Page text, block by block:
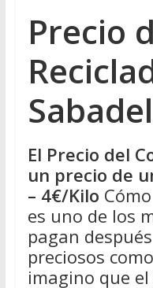
Precio
El Precio del
un precio de
– 4€/Kilo
es uno de los
pagan
preciosos
imagino que